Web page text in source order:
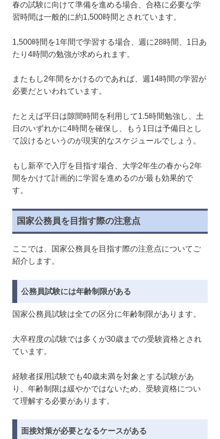
春の試験に向けて準備を進める場合、合格に必要な学
習時間は一般的に約1,500時間とされています。
1,500時間を1年間で学習する場合、週に28時間、1日あ
たり4時間の勉強が求められます。
またもし2年間をかけるのであれば、週14時間の学習が
必要だといわれています。
たとえば平日は隙間時間を利用して1.5時間勉強し、土
日のいずれかに4時間を確保し、もう1日は予備日とし
て設けるというのが現実的なスケジュールでしょう。
もし新卒で入庁を目指す場合、大学2年生の春から2年
間をかけて計画的に学習を進めるのが最も効果的で
す。
国家公務員を目指す際の注意点
ここでは、国家公務員を目指す際の注意点についてご
紹介します。
公務員試験には年齢制限がある
国家公務員試験は全ての区分に年齢制限があります。
大卒程度の試験では多くが30歳までの受験資格とされ
ています。
経験者採用試験でも40歳未満を対象とする試験があ
り、年齢制限は緩やかではないため、受験資格につい
て理解する必要があります。
面接対策が必要となるケースがある